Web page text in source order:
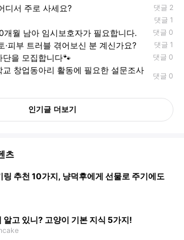
디서 주로 사세요? 댓글 2
댓글 1
개월 남아 임시보호자가 필요합니다. 댓글 0
·피부 트러블 겪어보신 분 계신가요? 댓글 1
을 모집합니다🐾 댓글 0
교 창업동아리 활동에 필요한 설문조사
댓글 0
인기글 더보기
츠
링 추천 10가지, 냥덕후에게 선물로 주기에도
알고 있니? 고양이 기본 지식 5가지!